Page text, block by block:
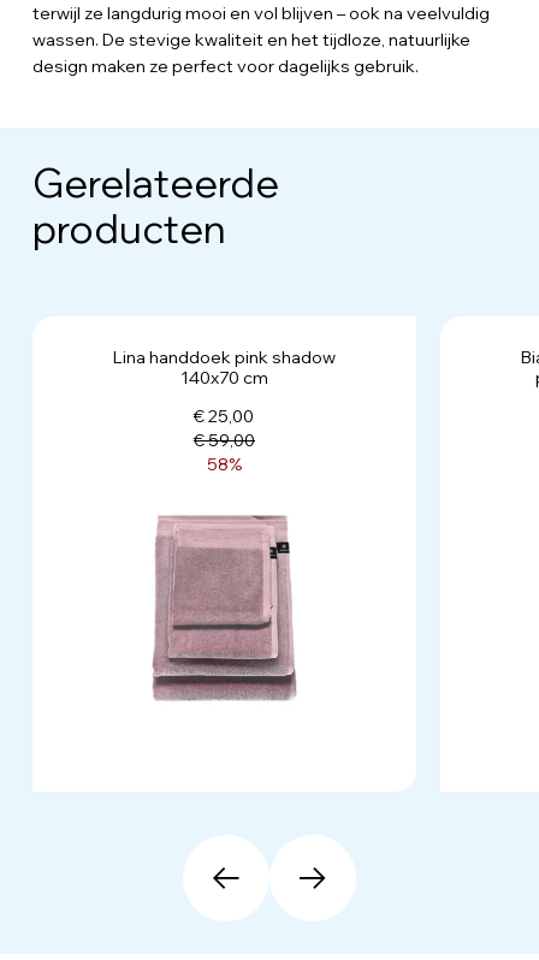
terwijl ze langdurig mooi en vol blijven – ook na veelvuldig
wassen. De stevige kwaliteit en het tijdloze, natuurlijke
design maken ze perfect voor dagelijks gebruik.
Gerelateerde
producten
Lina handdoek pink shadow
140x70 cm
€ 25,00
€ 59,00
58%